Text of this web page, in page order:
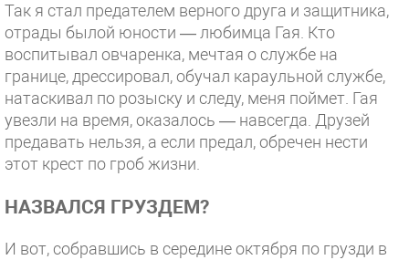
Так я стал предателем верного друга и защитника,
отрады былой юности — любимца Гая. Кто
воспитывал овчаренка, мечтая о службе на
границе, дрессировал, обучал караульной службе,
натаскивал по розыску и следу, меня поймет. Гая
увезли на время, оказалось — навсегда. Друзей
предавать нельзя, а если предал, обречен нести
этот крест по гроб жизни.
НАЗВАЛСЯ ГРУЗДЕМ?
И вот, собравшись в середине октября по грузди в